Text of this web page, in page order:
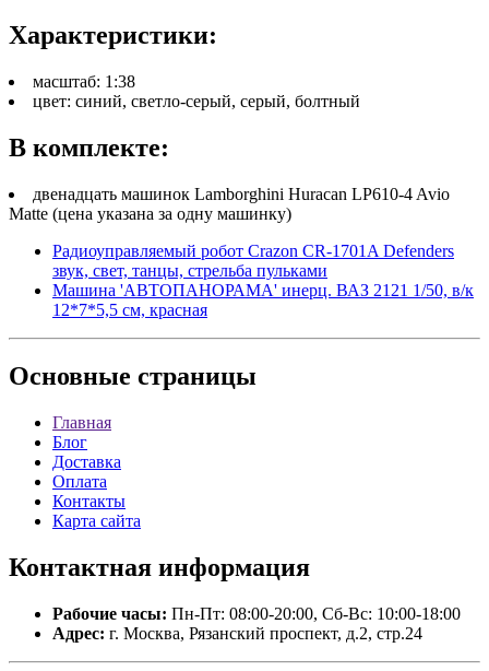
Характеристики:
масштаб: 1:38
цвет: синий, светло-серый, серый, болтный
В комплекте:
двенадцать машинок Lamborghini Huracan LP610-4 Avio
Matte (цена указана за одну машинку)
Радиоуправляемый робот Crazon CR-1701A Defenders
звук, свет, танцы, стрельба пульками
Машина 'АВТОПАНОРАМА' инерц. ВАЗ 2121 1/50, в/к
12*7*5,5 см, красная
Основные страницы
Главная
Блог
Доставка
Оплата
Контакты
Карта сайта
Контактная информация
Рабочие часы: Пн-Пт: 08:00-20:00, Сб-Вс: 10:00-18:00
Адрес: г. Москва, Рязанский проспект, д.2, стр.24